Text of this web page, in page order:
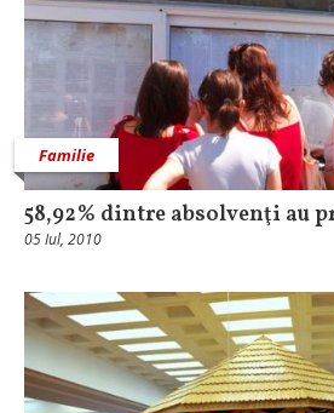
Familie
58,92% dintre absolvenţi au
05 Iul, 2010